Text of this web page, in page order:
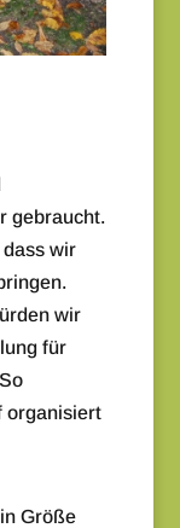
gebraucht.
wir
wir
für
organisiert
Größe